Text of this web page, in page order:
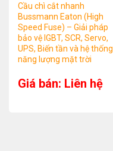
Cầu chì cắt nhanh
Bussmann Eaton (High
Speed Fuse) – Giải pháp
bảo vệ IGBT, SCR, Servo,
UPS, Biến tần và hệ thống
năng lượng mặt trời
Giá bán: Liên hệ